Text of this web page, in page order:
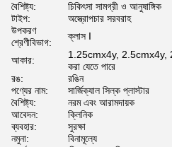
বৈশিষ্ট্য:
চিকিৎসা সামগ্রী ও আনুষাঙ্গিক
টাইপ:
অস্ত্রোপচার সরবরাহ
উপকরণ
শ্রেণীবিভাগ:
ক্লাস I
আকার:
1.25cmx4y, 2.5cmx4y,
করা যেতে পারে
রঙ:
রঙিন
পণ্যের নাম:
সার্জিক্যাল সিল্ক প্লাস্টার
বৈশিষ্ট্য:
নরম এবং আরামদায়ক
আবেদন:
ক্লিনিক
ব্যবহার:
সুরক্ষা
নমুনা:
বিনামূল্যে